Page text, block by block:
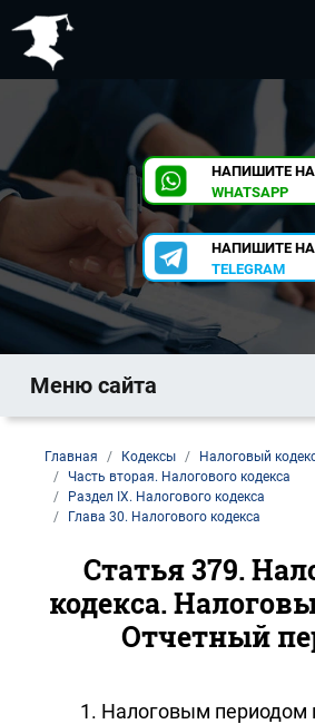
НАПИШИТЕ
WHATSAPP
НАПИШИТЕ
TELEGRAM
Меню сайта
Главная Кодексы
Налоговый
Часть вторая. Налогового кодекса
Раздел IX. Налогового кодекса
Глава 30. Налогового кодекса
Статья 379.
кодекса.
Отчетный
1. Налоговым периодом